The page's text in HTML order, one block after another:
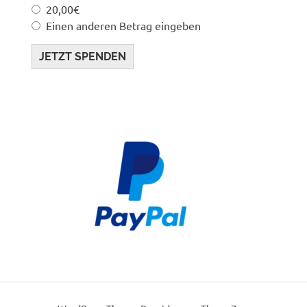
20,00€
Einen anderen Betrag eingeben
JETZT SPENDEN